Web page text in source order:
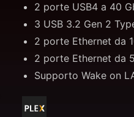
2 porte USB4 a 40
3 USB 3.2 Gen 2
2 porte Ethernet da
2 porte Ethernet da
Supporto Wake on